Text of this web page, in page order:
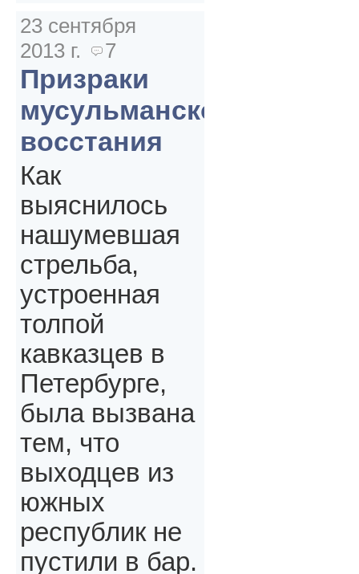
23 сентября
2013 г.
7
Призраки
мусульманского
восстания
Как
выяснилось
нашумевшая
стрельба,
устроенная
толпой
кавказцев в
Петербурге,
была вызвана
тем, что
выходцев из
южных
республик не
пустили в бар.